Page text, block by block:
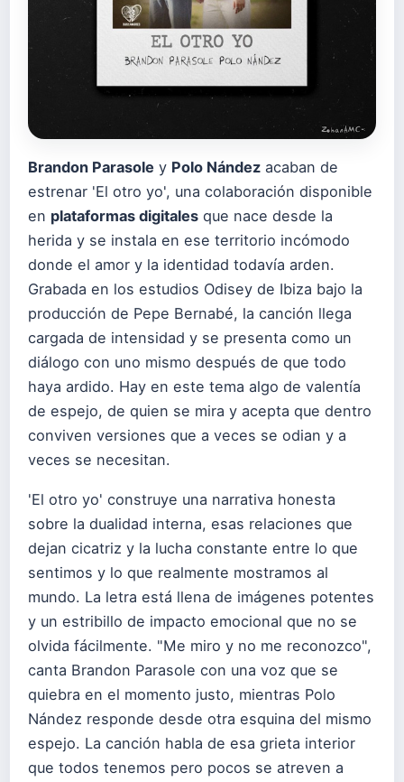
Brandon Parasole y Polo Nández acaban de
estrenar 'El otro yo', una colaboración disponible
en plataformas digitales que nace desde la
herida y se instala en ese territorio incómodo
donde el amor y la identidad todavía arden.
Grabada en los estudios Odisey de Ibiza bajo la
producción de Pepe Bernabé, la canción llega
cargada de intensidad y se presenta como un
diálogo con uno mismo después de que todo
haya ardido. Hay en este tema algo de valentía
de espejo, de quien se mira y acepta que dentro
conviven versiones que a veces se odian y a
veces se necesitan.
'El otro yo' construye una narrativa honesta
sobre la dualidad interna, esas relaciones que
dejan cicatriz y la lucha constante entre lo que
sentimos y lo que realmente mostramos al
mundo. La letra está llena de imágenes potentes
y un estribillo de impacto emocional que no se
olvida fácilmente. "Me miro y no me reconozco",
canta Brandon Parasole con una voz que se
quiebra en el momento justo, mientras Polo
Nández responde desde otra esquina del mismo
espejo. La canción habla de esa grieta interior
que todos tenemos pero pocos se atreven a